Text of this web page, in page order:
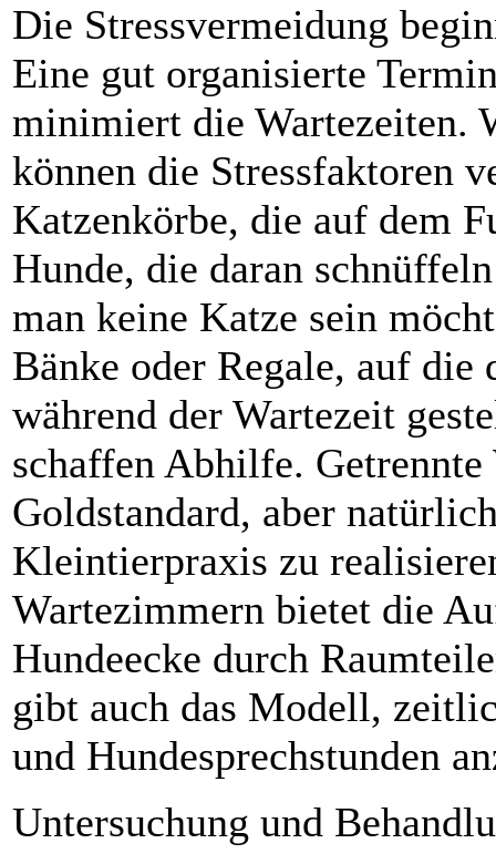
Die Stressvermeidung
Eine gut organisierte
minimiert die Wartezeiten.
können die Stressfaktoren
Katzenkörbe, die auf dem
Hunde, die daran
man keine Katze sein
Bänke oder Regale, auf die
während der Wartezeit
schaffen Abhilfe.
Goldstandard, aber
Kleintierpraxis zu
Wartezimmern bietet die
Hundeecke durch
gibt auch das Modell,
und Hundesprechstunden
Untersuchung und